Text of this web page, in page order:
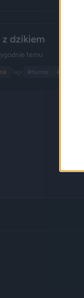
z dzikiem
temu
Tagi: #humor #policja